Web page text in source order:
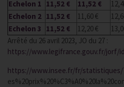
Echelon 1 11,52 € 11,52 €
Echelon 2 11,52 € 11,60 €
Echelon 3
11,52 € 12,20 €
Arrêté du 26 avril 2023, JO du 27 :
https://www.legifrance.gouv.fr/jorf/id/
https://www.insee.fr/fr/statistiques/